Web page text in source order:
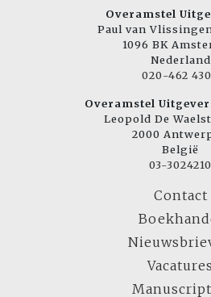
Overamstel
Paul van
1096 BK
Nederland
020-462
Overamstel
Leopold De
2000
België
03-3024210
Contact
Vacatures